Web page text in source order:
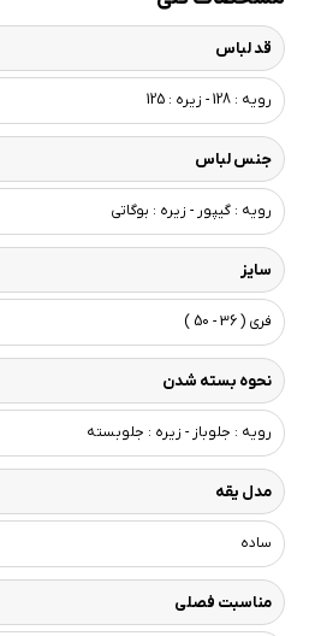
قد لباس
رویه : 128 - زیره : 125
جنس لباس
رویه : گیپور - زیره : بوگاتی
سایز
فری ( 36 - 50 )
نحوه بسته شدن
رویه : جلوباز - زیره : جلوبسته
مدل یقه
ساده
مناسبت فصلی